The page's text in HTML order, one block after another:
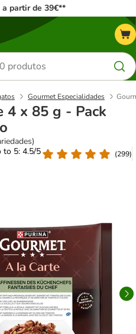
a partir de 39€**
Gourmet Especialidades
4 x 85 g - Pack
to 5: 4.5/5
(299)